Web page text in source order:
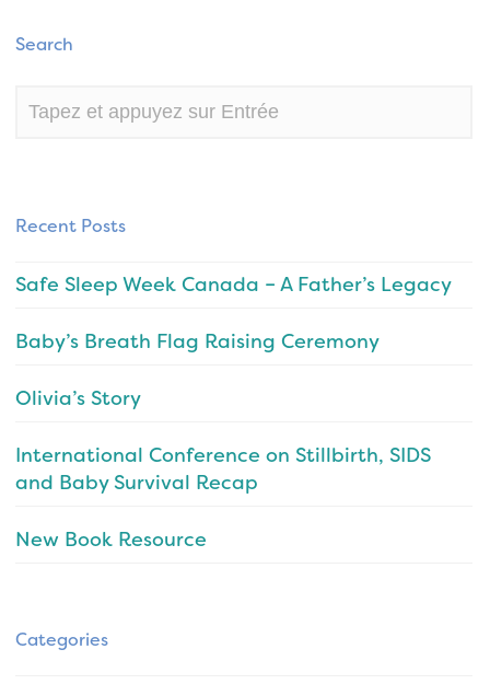
Search
Recent Posts
Safe Sleep Week Canada – A Father’s Legacy
Baby’s Breath Flag Raising Ceremony
Olivia’s Story
International Conference on Stillbirth, SIDS
and Baby Survival Recap
New Book Resource
Categories